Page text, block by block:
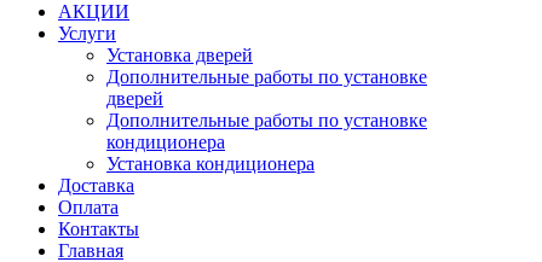
АКЦИИ
Услуги
Установка дверей
Дополнительные работы по установке
дверей
Дополнительные работы по установке
кондиционера
Установка кондиционера
Доставка
Оплата
Контакты
Главная